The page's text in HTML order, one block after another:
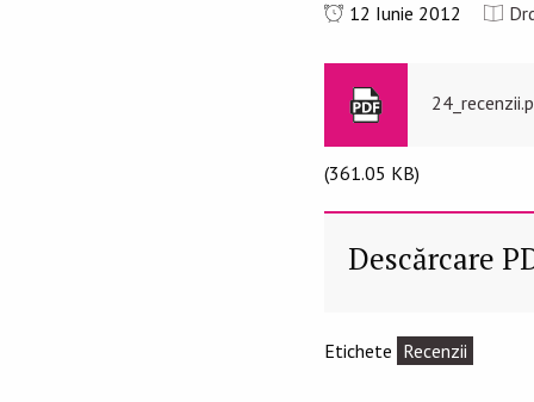
12 Iunie 2012
(361.05 KB)
Descărcare
Etichete Recenzii